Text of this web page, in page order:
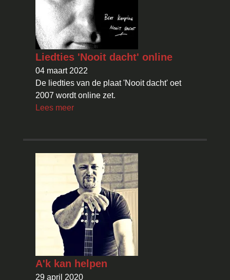
Liedties 'Nooit dacht' online
04 maart 2022
De liedties van de plaat 'Nooit dacht' oet
2007 wordt online zet.
Lees meer
A'k kan helpen
29 april 2020